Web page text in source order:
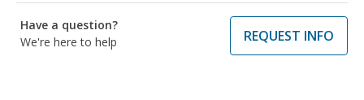
Have a question?
We're here to help
REQUEST INFO